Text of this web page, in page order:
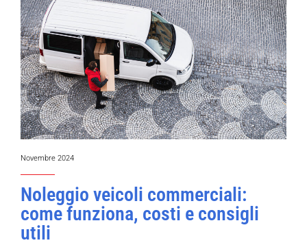
Novembre 2024
Noleggio veicoli commerciali:
come funziona, costi e consigli
utili